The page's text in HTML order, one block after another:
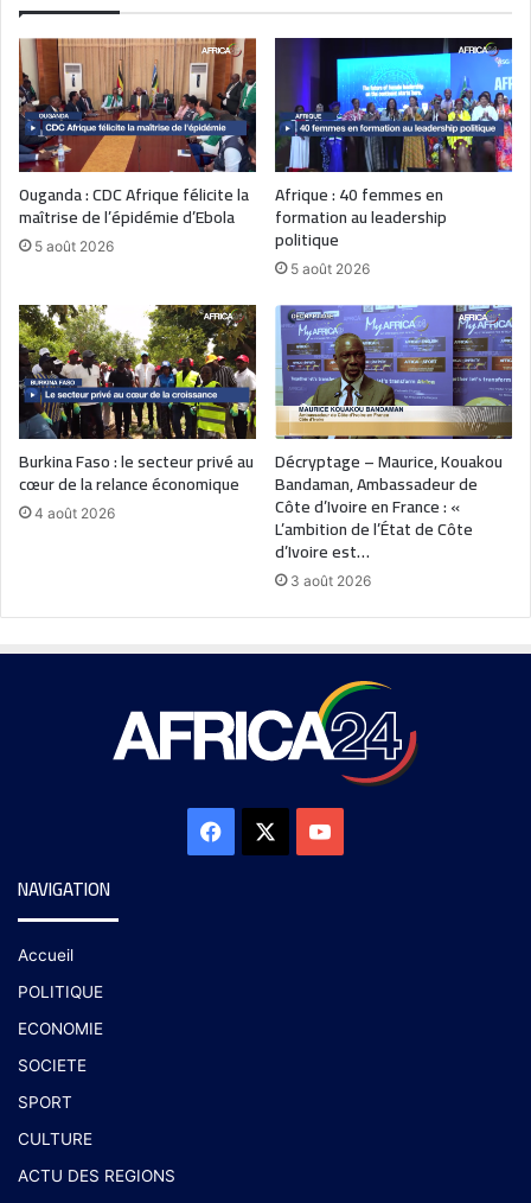
Ouganda : CDC Afrique félicite la
maîtrise de l’épidémie d’Ebola
5 août 2026
Afrique : 40 femmes en
formation au leadership
politique
5 août 2026
Burkina Faso : le secteur privé au
cœur de la relance économique
4 août 2026
Décryptage – Maurice, Kouakou
Bandaman, Ambassadeur de
Côte d’Ivoire en France : «
L’ambition de l’État de Côte
d’Ivoire est…
3 août 2026
NAVIGATION
Accueil
POLITIQUE
ECONOMIE
SOCIETE
SPORT
CULTURE
ACTU DES REGIONS